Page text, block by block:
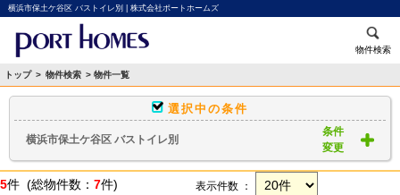
横浜市保土ケ谷区 バストイレ別 | 株式会社ポートホームズ
物件検索
トップ > 物件検索 > 物件一覧
選択中の条件
横浜市保土ケ谷区 バストイレ別
条件
変更
5件 (総物件数： 7件) 表示件数 ：